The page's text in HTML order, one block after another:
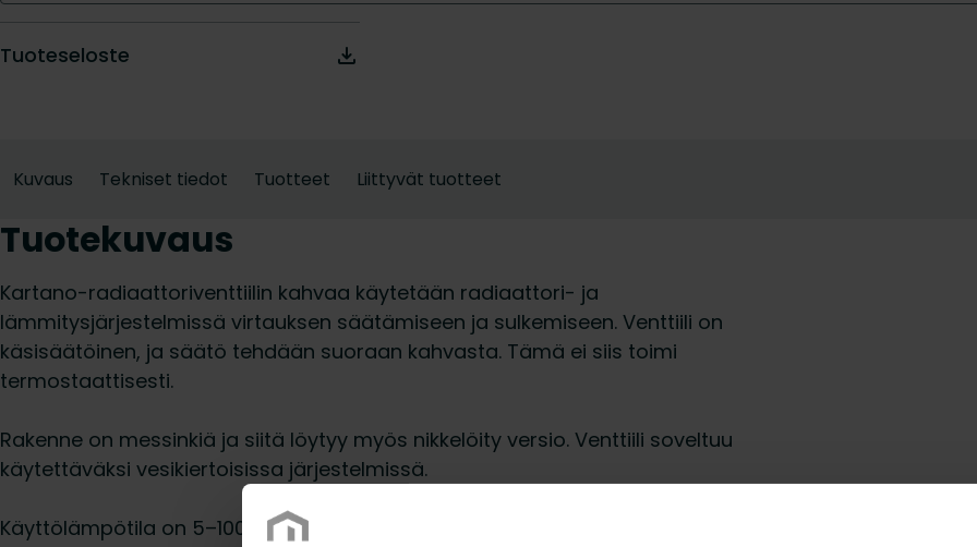
Tuoteseloste
Kuvaus Tekniset tiedot Tuotteet Liittyvät tuotteet
Tuotekuvaus
Kartano-radiaattoriventtiilin kahvaa käytetään radiaattori- ja
lämmitysjärjestelmissä virtauksen säätämiseen ja sulkemiseen. Venttiili on
käsisäätöinen, ja säätö tehdään suoraan kahvasta. Tämä ei siis toimi
termostaattisesti.
Rakenne on messinkiä ja siitä löytyy myös nikkelöity versio. Venttiili soveltuu
käytettäväksi vesikiertoisissa järjestelmissä.
Käyttölämpötila on 5–100 °C ja paineluokka PN 10.